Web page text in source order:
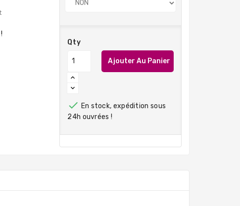
Qty
Ajouter Au Panier
 En stock, expédition sous
24h ouvrées !